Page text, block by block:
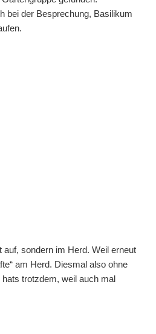
bei der Besprechung, Basilikum
auf, sondern im Herd. Weil erneut
am Herd. Diesmal also ohne
trotzdem, weil auch mal